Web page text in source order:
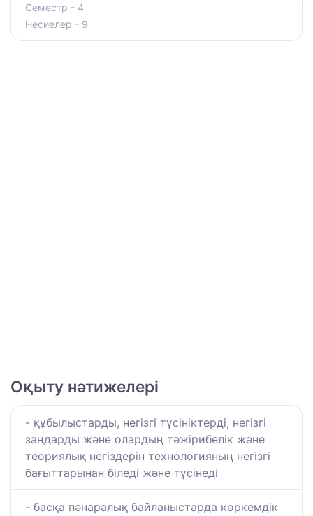
Семестр - 4
Несиелер - 9
Оқыту нәтижелері
- құбылыстарды, негізгі түсініктерді, негізгі
заңдарды және олардың тәжірибелік және
теориялық негіздерін технологияның негізгі
бағыттарынан біледі және түсінеді
- басқа пәнаралық байланыстарда көркемдік